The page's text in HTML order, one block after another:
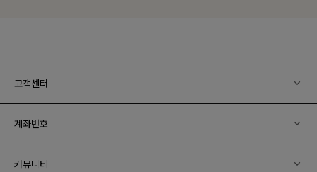
고객센터
계좌번호
커뮤니티